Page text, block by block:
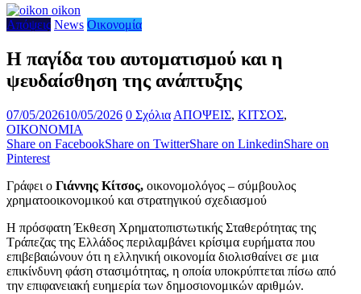
Απόψεις News Οικονομία
Η παγίδα του αυτοματισμού και η
ψευδαίσθηση της ανάπτυξης
07/05/202610/05/2026 0 Σχόλια ΑΠΟΨΕΙΣ, ΚΙΤΣΟΣ,
ΟΙΚΟΝΟΜΙΑ
Share on FacebookShare on TwitterShare on LinkedinShare on
Pinterest
Γράφει ο Γιάννης Κίτσος, οικονομολόγος – σύμβουλος
χρηματοοικονομικού και στρατηγικού σχεδιασμού
Η πρόσφατη Έκθεση Χρηματοπιστωτικής Σταθερότητας της
Τράπεζας της Ελλάδος περιλαμβάνει κρίσιμα ευρήματα που
επιβεβαιώνουν ότι η ελληνική οικονομία διολισθαίνει σε μια
επικίνδυνη φάση στασιμότητας, η οποία υποκρύπτεται πίσω από
την επιφανειακή ευημερία των δημοσιονομικών αριθμών.